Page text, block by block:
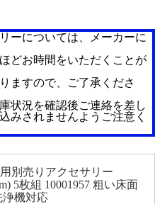
ーについては、メーカーに
どお時間をいただくことが
ますので、ご了承くださ
状況を確認後ご連絡を差し
みされませんようご注意く
別売りアクセサリー
5枚組 10001957 粗い床面
浄機対応